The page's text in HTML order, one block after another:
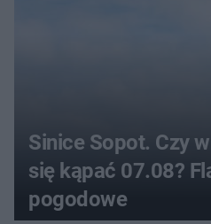
Sinice Sopot. Czy
się kąpać 07.08?
pogodowe